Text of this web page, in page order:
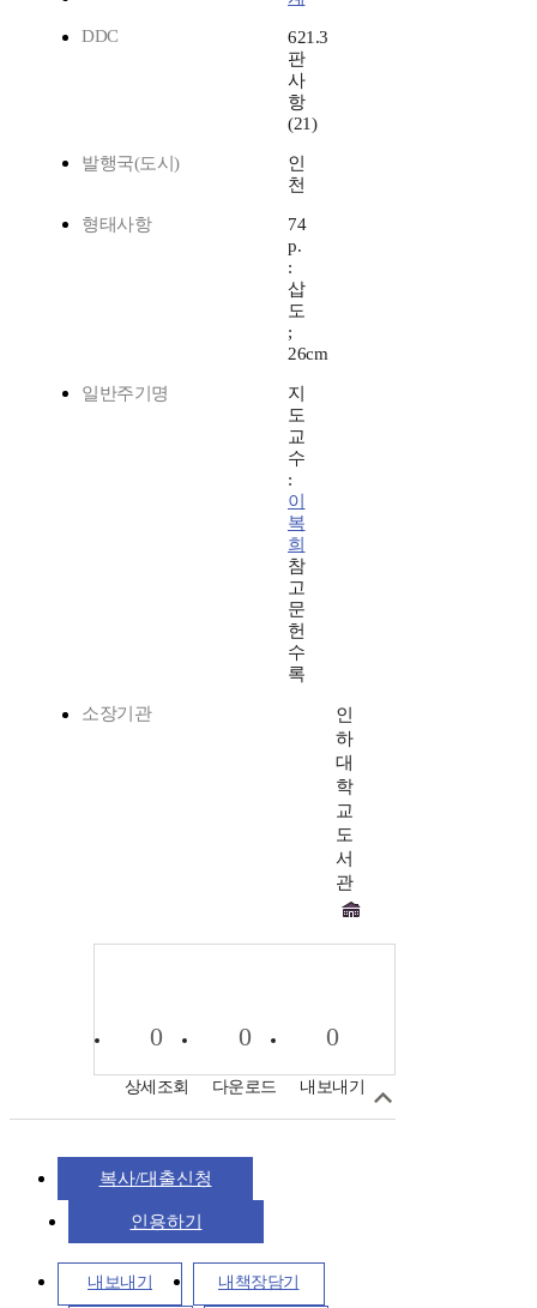
DDC
621.3
판
사
항
(21)
발행국(도시)
인
천
형태사항
74
p.
:
삽
도
;
26cm
일반주기명
지
도
교
수
:
이
복
희
참
고
문
헌
수
록
소장기관
인
하
대
학
교
도
서
관
0
상세조회
0
다운로드
0
내보내기
복사/대출신청
인용하기
내보내기 내책장담기